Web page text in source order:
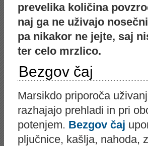
prevelika količina
naj ga ne uživajo
pa nikakor ne jejte, saj
ter celo mrzlico.
Bezgov čaj
Marsikdo priporoča
razhajajo prehladi in pri
potenjem. Bezgov čaj
pljučnice, kašlja, nahoda,